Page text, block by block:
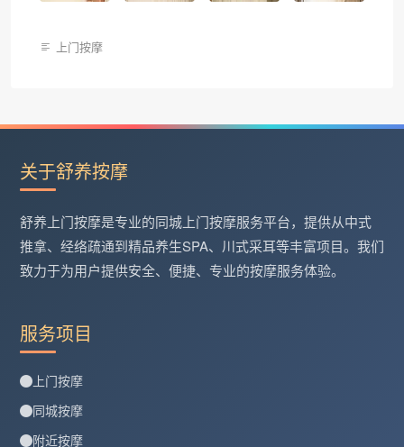
上门按摩
关于舒养按摩
舒养上门按摩是专业的同城上门按摩服务平台，提供从中式
推拿、经络疏通到精品养生SPA、川式采耳等丰富项目。我们
致力于为用户提供安全、便捷、专业的按摩服务体验。
服务项目
上门按摩
同城按摩
附近按摩